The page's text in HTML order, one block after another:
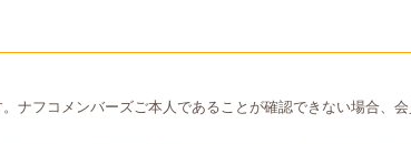
ナフコメンバーズご本人であることが確認できない場合、